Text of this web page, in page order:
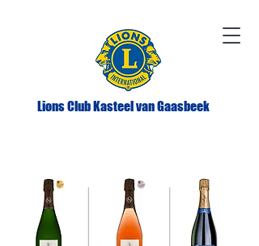
Lions Club Kasteel van Gaasbeek